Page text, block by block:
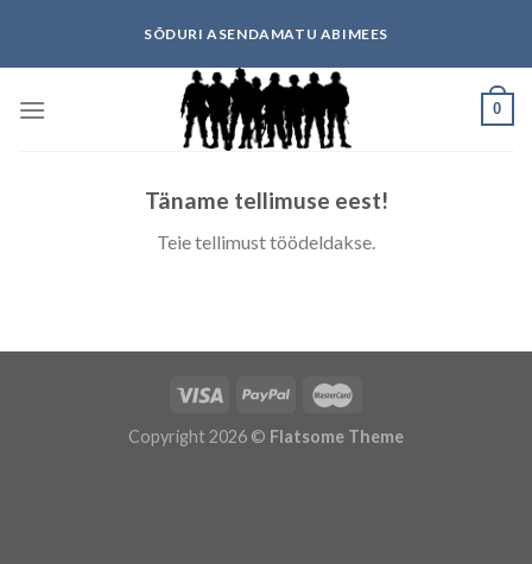
content
SÕDURI ASENDAMATU ABIMEES
0
Täname tellimuse eest!
Teie tellimust töödeldakse.
Copyright 2026 © Flatsome Theme